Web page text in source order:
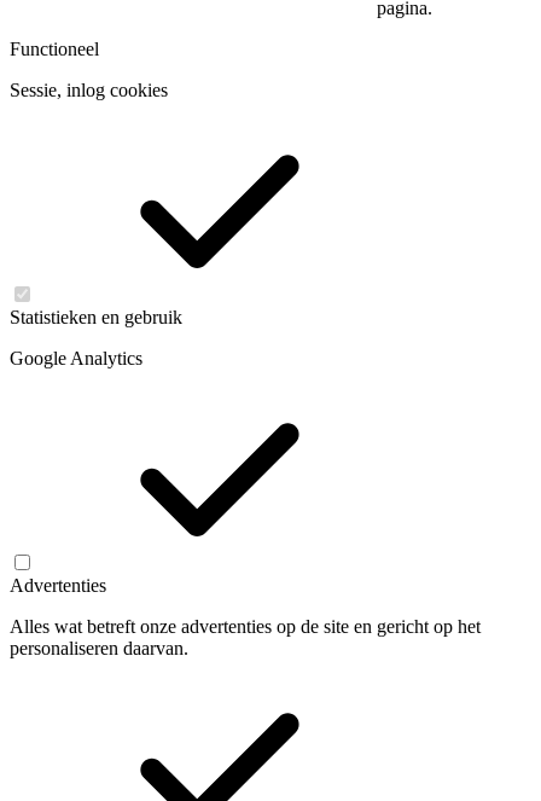
pagina.
Functioneel
Sessie, inlog cookies
Statistieken en gebruik
Google Analytics
Advertenties
Alles wat betreft onze advertenties op de site en gericht op het
personaliseren daarvan.